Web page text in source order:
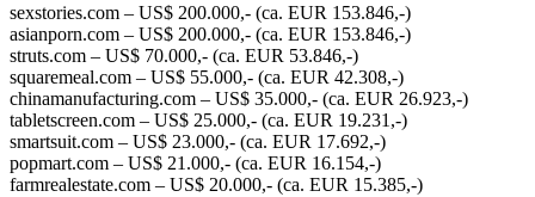
sexstories.com – US$ 200.000,- (ca. EUR 153.846,-)
asianporn.com – US$ 200.000,- (ca. EUR 153.846,-)
struts.com – US$ 70.000,- (ca. EUR 53.846,-)
squaremeal.com – US$ 55.000,- (ca. EUR 42.308,-)
chinamanufacturing.com – US$ 35.000,- (ca. EUR 26.923,-)
tabletscreen.com – US$ 25.000,- (ca. EUR 19.231,-)
smartsuit.com – US$ 23.000,- (ca. EUR 17.692,-)
popmart.com – US$ 21.000,- (ca. EUR 16.154,-)
farmrealestate.com – US$ 20.000,- (ca. EUR 15.385,-)